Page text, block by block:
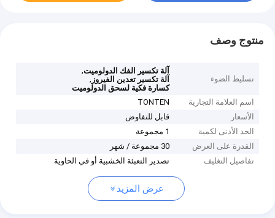
منتوج وصف
تسليط الضوء
آلة تكسير الفك الدولوميت,
آلة تكسير تعدين الفيروز ,
كسارة فكية لسحق الدولوميت
اسم العلامة التجارية
TONTEN
الأسعار
قابل للتفاوض
الحد الأدنى لكمية
1 مجموعة
القدرة على العرض
30 مجموعة / شهر
تفاصيل التغليف
تصدير التعبئة الخشبية أو في الحاوية
عرض المزيد